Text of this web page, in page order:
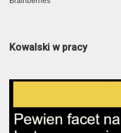
Kowalski w pracy